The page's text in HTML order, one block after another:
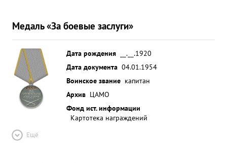
Медаль «За боевые заслуги»
Дата рождения
__.__.1920
Дата документа 04.01.1954
Воинское звание капитан
Архив ЦАМО
Фонд ист. информации
Картотека награждений
Ещё